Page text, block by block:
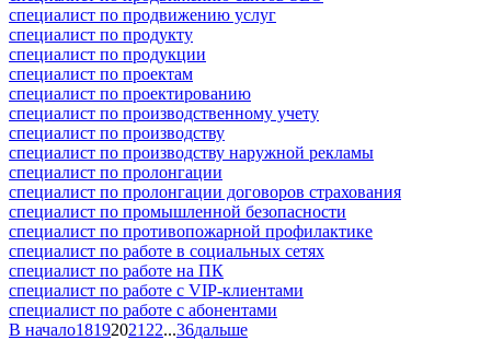
специалист по продвижению услуг
специалист по продукту
специалист по продукции
специалист по проектам
специалист по проектированию
специалист по производственному учету
специалист по производству
специалист по производству наружной рекламы
специалист по пролонгации
специалист по пролонгации договоров страхования
специалист по промышленной безопасности
специалист по противопожарной профилактике
специалист по работе в социальных сетях
специалист по работе на ПК
специалист по работе с VIP-клиентами
специалист по работе с абонентами
В начало18192021 22...36дальше